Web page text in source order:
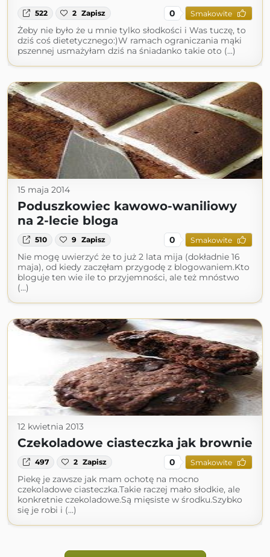
522 2 Zapisz 0 Smakowite
Żeby nie było że u mnie tylko słodkości i Was tuczę, to
dziś coś dietetycznego:)W ramach ograniczania mąki
pszennej usmażyłam dziś na śniadanko takie oto (...)
15 maja 2014
Poduszkowiec kawowo-waniliowy
na 2-lecie bloga
510 9 Zapisz 0 Smakowite
Nie mogę uwierzyć że to już 2 lata mija (dokładnie 16
maja), od kiedy zaczęłam przygodę z blogowaniem.Kto
bloguje ten wie ile to przyjemności, ale też mnóstwo
(...)
12 kwietnia 2013
Czekoladowe ciasteczka jak brownie
497 2 Zapisz 0 Smakowite
Piekę je zawsze jak mam ochotę na mocno
czekoladowe ciasteczka.Takie raczej mało słodkie, ale
konkretnie czekoladowe.Są mięsiste w środku.Szybko
się je robi i (...)